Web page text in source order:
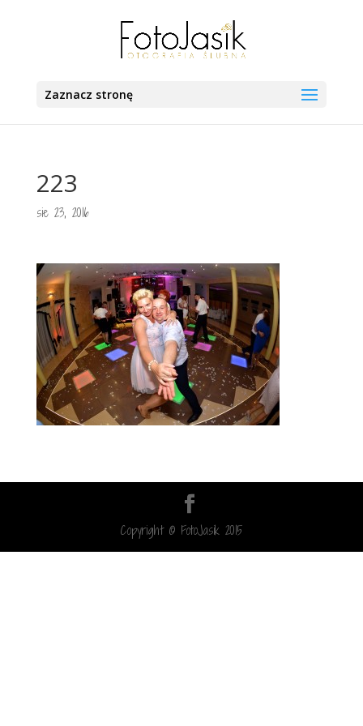
Zaznacz stronę
223
sie 23, 2016
Copyright © FotoJasik 2015